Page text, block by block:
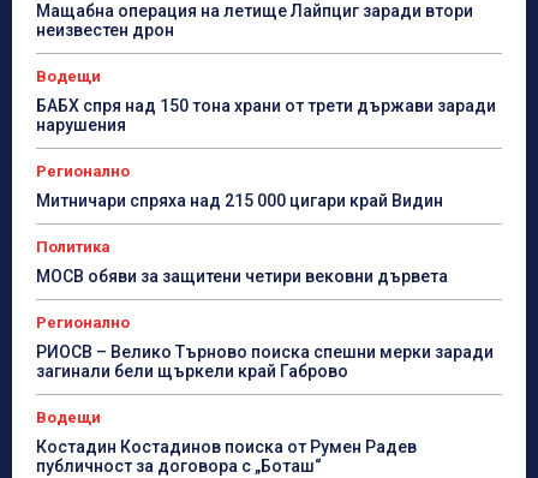
Мащабна операция на летище Лайпциг заради втори
неизвестен дрон
Водещи
БАБХ спря над 150 тона храни от трети държави заради
нарушения
Регионално
Митничари спряха над 215 000 цигари край Видин
Политика
МОСВ обяви за защитени четири вековни дървета
Регионално
РИОСВ – Велико Търново поиска спешни мерки заради
загинали бели щъркели край Габрово
Водещи
Костадин Костадинов поиска от Румен Радев
публичност за договора с „Боташ“